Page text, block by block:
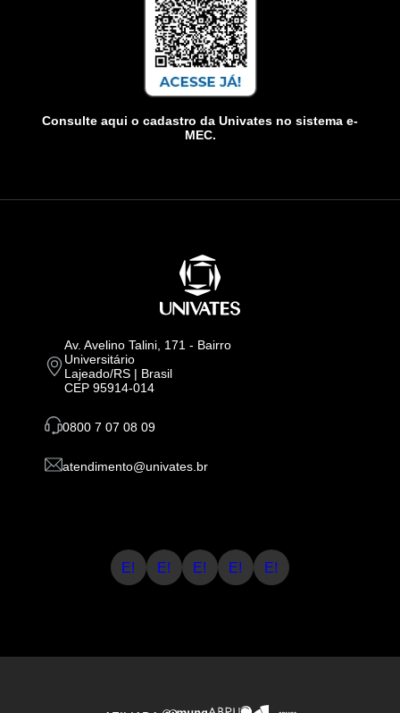
Consulte aqui o cadastro da Univates no sistema e-
MEC.
Av. Avelino Talini, 171 - Bairro
Universitário
Lajeado/RS | Brasil
CEP 95914-014
0800 7 07 08 09
atendimento@univates.br
E! E! E! E! E!